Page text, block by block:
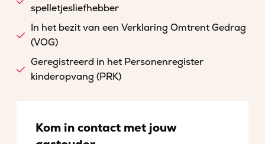
spelletjesliefhebber
In het bezit van een Verklaring Omtrent Gedrag
(VOG)
Geregistreerd in het Personenregister
kinderopvang (PRK)
Kom in contact met jouw